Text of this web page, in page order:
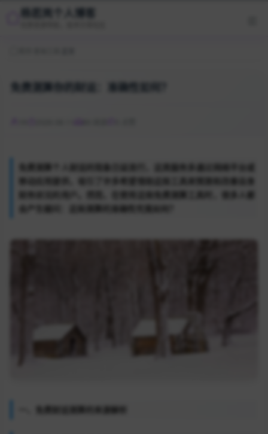
杨若岚个人博客
免费测算你的财运：准确性如何？
免费测算个人财运的现象日益流行，这类服务多通过网络平台或
移动应用提供，吸引了许多希望借助这些工具来预测和改善自身
财务状况的用户。然而，在使用这些免费测算工具时，很多人都
会产生疑问：这些测算的准确性究竟如何？
一、免费财运测算的来源解析